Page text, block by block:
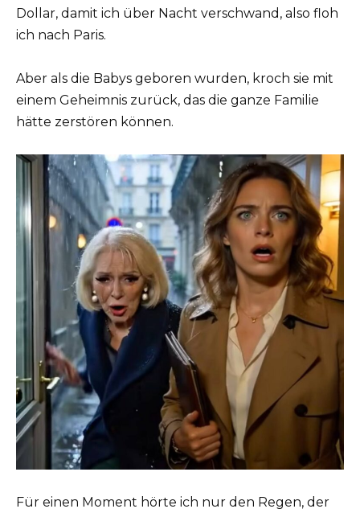
Dollar, damit ich über Nacht verschwand, also floh
ich nach Paris.
Aber als die Babys geboren wurden, kroch sie mit
einem Geheimnis zurück, das die ganze Familie
hätte zerstören können.
Für einen Moment hörte ich nur den Regen, der